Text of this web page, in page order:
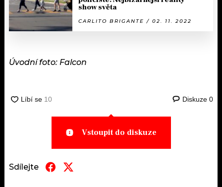
show světa
CARLITO BRIGANTE / 02. 11. 2022
Úvodní foto: Falcon
Diskuze 0
Vstoupit do diskuze
Sdílejte